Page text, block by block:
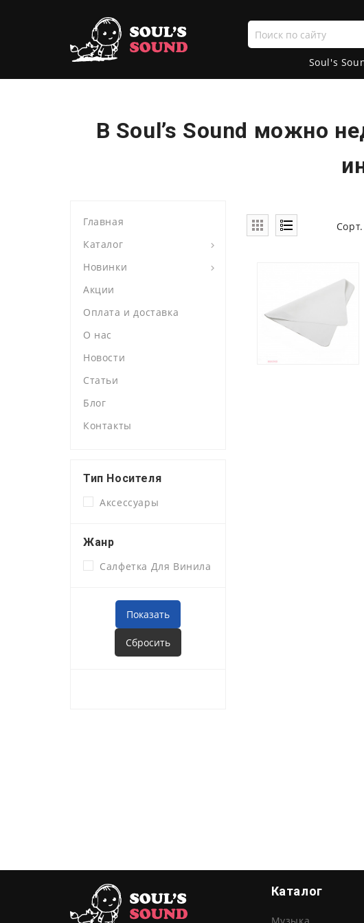
Поиск
по
сайту
Soul's
В Soul’s Sound можно
Главная
Каталог
Новинки
Акции
Оплата и доставка
О нас
Новости
Статьи
Блог
Контакты
Тип Носителя
Аксессуары
Жанр
Салфетка Для Винила
Каталог